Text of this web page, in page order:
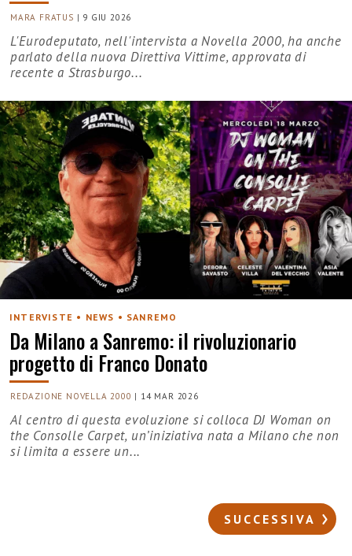
MARA FRATUS | 9 GIU 2026
L'Eurodeputato, nell'intervista a Novella 2000, ha anche
parlato della nuova Direttiva Vittime, approvata di
recente a Strasburgo...
INTERVISTE • NEWS • SANREMO
Da Milano a Sanremo: il rivoluzionario
progetto di Franco Donato
REDAZIONE NOVELLA 2000 | 14 MAR 2026
Al centro di questa evoluzione si colloca DJ Woman on
the Consolle Carpet, un’iniziativa nata a Milano che non
si limita a essere un...
SUCCESSIVA